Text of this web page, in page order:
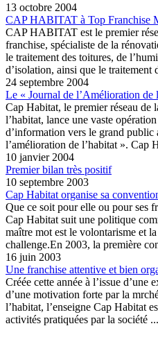
13 octobre 2004
CAP HABITAT à Top Franchise
CAP HABITAT est le premier
franchise, spécialiste de la
le traitement des toitures, de
d’isolation, ainsi que le traitement
24 septembre 2004
Le « Journal de l’Amélioration de
Cap Habitat, le premier réseau de
l’habitat, lance une vaste
d’information vers le grand public
l’amélioration de l’habitat ». Cap
10 janvier 2004
Premier bilan très positif
10 septembre 2003
Cap Habitat organise sa
Que ce soit pour elle ou pour ses
Cap Habitat suit une politique
maître mot est le volontarisme et
challenge.En 2003, la première
16 juin 2003
Une franchise attentive et bien
Créée cette année à l’issue d’une
d’une motivation forte par la
l’habitat, l’enseigne Cap Habitat
activités pratiquées par la société ...